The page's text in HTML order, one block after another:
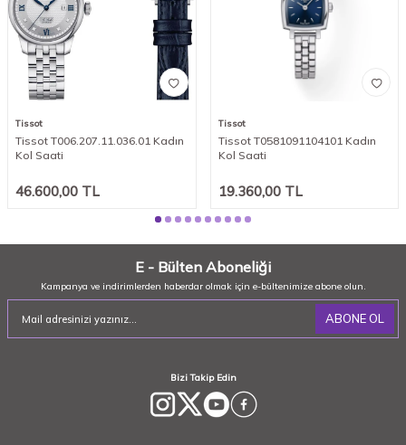
Tissot
Tissot T006.207.11.036.01 Kadın
Kol Saati
46.600,00 TL
Tissot
Tissot T0581091104101 Kadın
Kol Saati
19.360,00TL
E - Bülten Aboneliği
Kampanya ve indirimlerden haberdar olmak için e-bültenimize abone olun.
ABONE OL
Bizi Takip Edin